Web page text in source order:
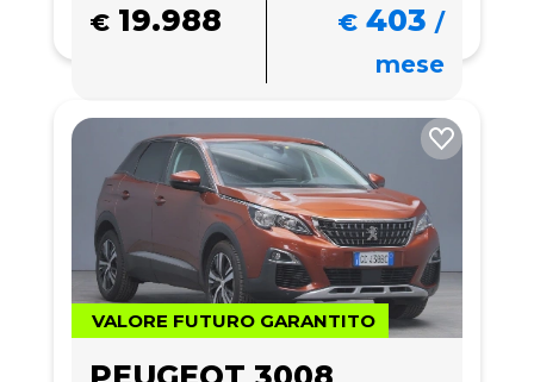
€ 19.988 € 403 /
mese
VALORE FUTURO GARANTITO